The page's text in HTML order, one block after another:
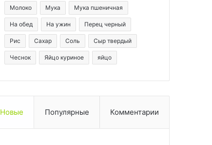
Молоко Мука Мука пшеничная
На обед На ужин Перец черный
Рис Сахар Соль Сыр твердый
Чеснок Яйцо куриное яйцо
Новые Популярные Комментарии